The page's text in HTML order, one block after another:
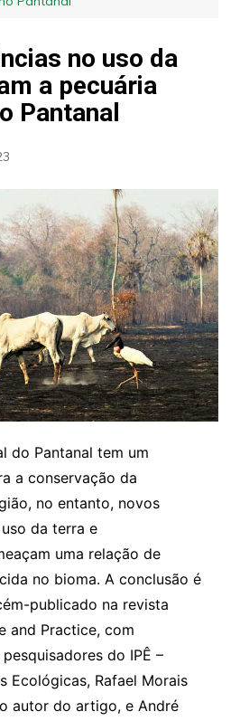
no uso da
a pecuária
Pantanal
do Pantanal tem um
a conservação da
no entanto, novos
da terra e
uma relação de
no bioma. A conclusão é
publicado na revista
and Practice, com
do IPÊ –
Ecológicas, Rafael Morais
autor do artigo, e André